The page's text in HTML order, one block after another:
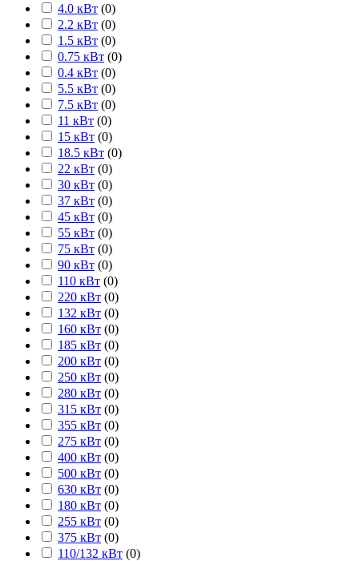
4.0 кВт (0)
2.2 кВт (0)
1.5 кВт (0)
0.75 кВт (0)
0.4 кВт (0)
5.5 кВт (0)
7.5 кВт (0)
11 кВт (0)
15 кВт (0)
18.5 кВт (0)
22 кВт (0)
30 кВт (0)
37 кВт (0)
45 кВт (0)
55 кВт (0)
75 кВт (0)
90 кВт (0)
110 кВт (0)
220 кВт (0)
132 кВт (0)
160 кВт (0)
185 кВт (0)
200 кВт (0)
250 кВт (0)
280 кВт (0)
315 кВт (0)
355 кВт (0)
275 кВт (0)
400 кВт (0)
500 кВт (0)
630 кВт (0)
180 кВт (0)
255 кВт (0)
375 кВт (0)
110/132 кВт (0)